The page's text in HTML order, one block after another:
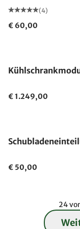
(4)
€ 60,00
€ 1.249,00
€ 50,00
24